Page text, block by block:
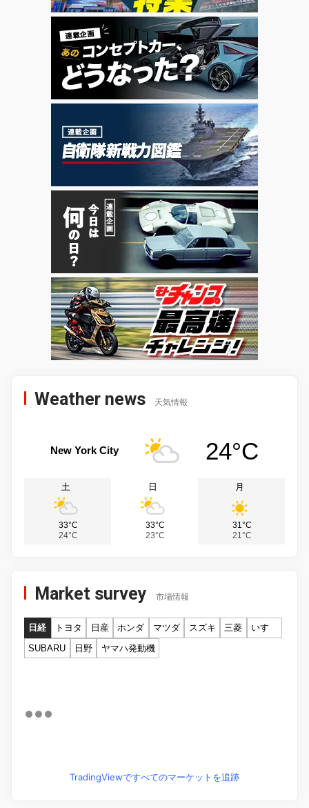
Weather news 天気情報
New York City 24°C
土
33°C
24°C
日
33°C
23°C
月
31°C
21°C
Market survey 市場情報
日経 トヨタ 日産 ホンダ マツダ スズキ 三菱
いすゞ
SUBARU
日野 ヤマハ発動機
TradingViewですべてのマーケットを追跡